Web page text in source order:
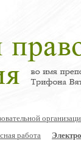
работа